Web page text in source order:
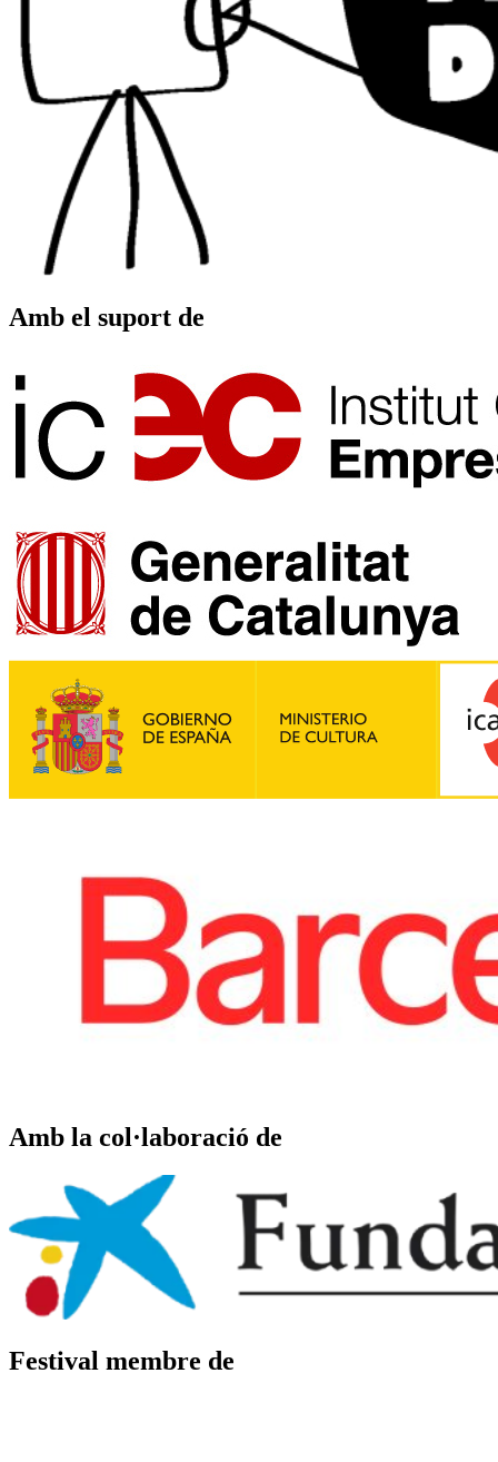
Amb el suport de
Amb la col·laboració de
Festival membre de